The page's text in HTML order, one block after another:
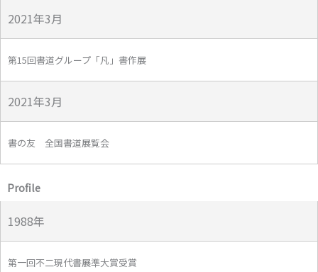
2021年3月
第15回書道グループ「凡」書作展
2021年3月
書の友 全国書道展覧会
Profile
1988年
第一回不二現代書展準大賞受賞